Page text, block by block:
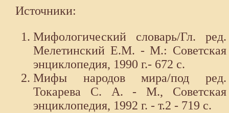
Источники:
Мифологический словарь/Гл. ред.
Мелетинский Е.М. - М.: Советская
энциклопедия, 1990 г.- 672 с.
Мифы народов мира/под ред.
Токарева С. А. - М., Советская
энциклопедия, 1992 г. - т.2 - 719 с.